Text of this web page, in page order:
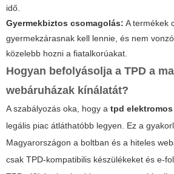
idő.
Gyermekbiztos csomagolás: A termékek
gyermekzárasnak kell lennie, és nem
közelebb hozni a fiatalkorúakat.
Hogyan befolyásolja a TPD a
webáruházak kínálatát?
A szabályozás oka, hogy a tpd
legális piac átláthatóbb legyen. Ez a
Magyarországon a boltban és a hiteles
csak TPD-kompatibilis készülékeket és e-